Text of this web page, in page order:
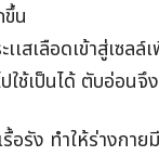
ขึ้น
สเลือดเข้าสู่เซล
ปใช้เป็นได้ ตับอ่อ
รัง ทำให้ร่างกาย